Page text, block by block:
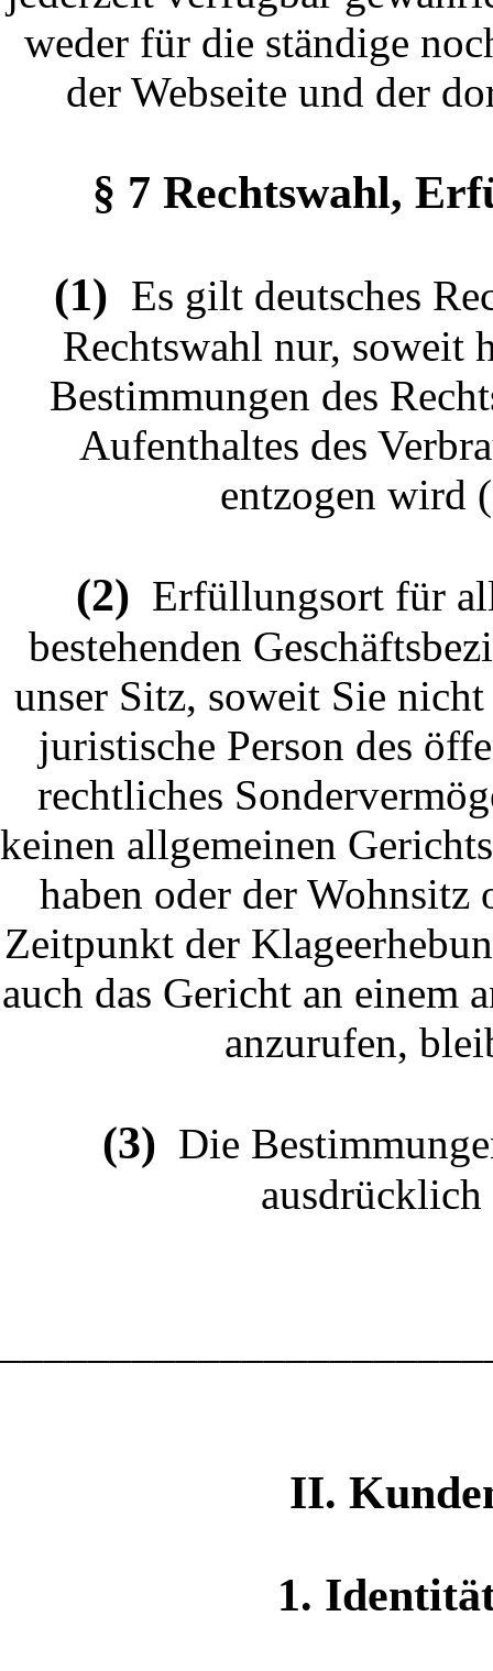
weder für die ständige
der Webseite und der
§ 7 Rechtswahl,
(1) Es gilt deutsches
Rechtswahl nur, soweit
Bestimmungen des
Aufenthaltes des
entzogen wird
(2) Erfüllungsort für
bestehenden
unser Sitz, soweit Sie
juristische Person des
rechtliches
keinen allgemeinen
haben oder der
Zeitpunkt der
auch das Gericht an einem
anzurufen,
(3) Die
II.
1.